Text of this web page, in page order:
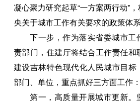
凝心聚力研究起草“一方案两行动”
央关于城市工作有关要求的政策体系
下一步，作为落实省委城市工
责部门，住建厅将结合工作责任和
建设吉林特色现代化人民城市目标
部门、单位，重点抓好三方面工作：
第一，高质量开展城市更新。